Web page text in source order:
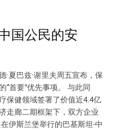
国公民的安
·夏巴兹·谢里夫周五宣布，保
“首要”优先事项。 与此同
保健领域签署了价值近4.4亿
走廊二期框架下，双方企业
伊斯兰堡举行的巴基斯坦-中